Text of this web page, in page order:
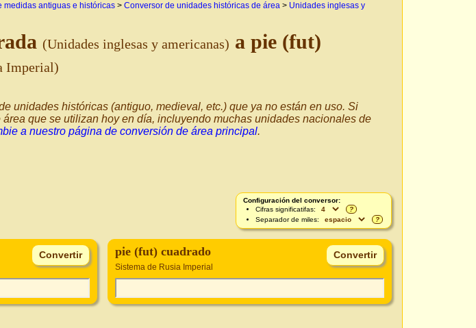
medidas antiguas e históricas > Conversor de unidades históricas de área > Unidades inglesas y
(Unidades inglesas y americanas) a pie (fut)
Imperial)
unidades históricas (antiguo, medieval, etc.) que ya no están en uso. Si
que se utilizan hoy en día, incluyendo muchas unidades nacionales de
a nuestro página de conversión de área principal.
Configuración del conversor:
Cifras significatifas:
?
Separador de miles:
?
pie (fut) cuadrado
Sistema de Rusia Imperial